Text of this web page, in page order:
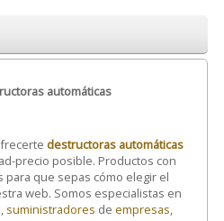
automáticas
destructoras automáticas
precio posible. Productos con
para que sepas cómo elegir el
web. Somos especialistas en
, suministradores deempresas,